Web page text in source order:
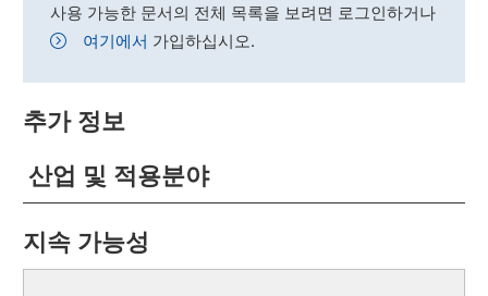
사용 가능한 문서의 전체 목록을 보려면 로그인하거나
여기에서 가입하십시오.
추가 정보
산업 및 적용분야
지속 가능성